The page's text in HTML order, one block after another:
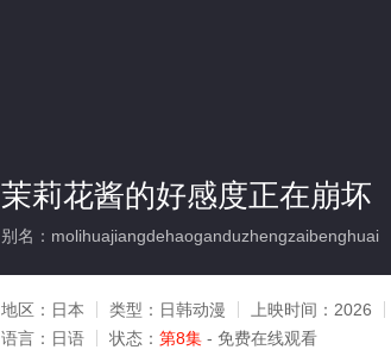
茉莉花酱的好感度正在崩坏
别名：molihuajiangdehaoganduzhengzaibenghuai
地区： 日本 类型： 日韩动漫 上映时间： 2026
语言： 日语 状态： 第8集 - 免费在线观看